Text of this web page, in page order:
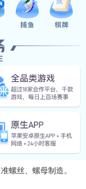
台；为了确保产品的
二次元、同心度、真
机、材质光谱仪等
。
医疗、航空、通讯、
连接器、 家用电器
复印机轴等系列产品
螺丝、螺母制造。